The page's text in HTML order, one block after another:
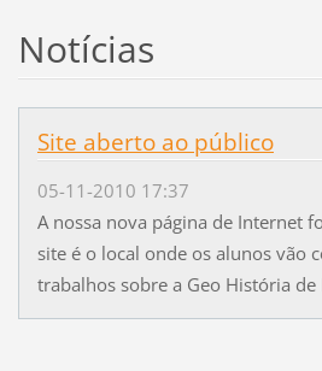
Notícias
Site aberto ao público
05-11-2010 17:37
A nossa nova página de Internet
site é o local onde os alunos vão
trabalhos sobre a Geo História de